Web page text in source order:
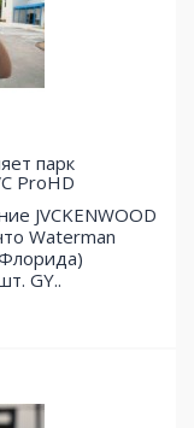
парк
ProHD
JVCKENWOOD
Waterman
GY..